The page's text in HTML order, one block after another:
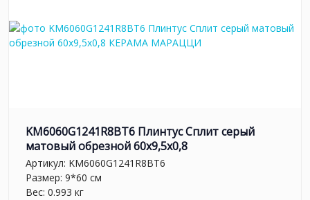
KM6060G1241R8BT6 Плинтус Сплит серый
матовый обрезной 60x9,5x0,8
Артикул: KM6060G1241R8BT6
Размер: 9*60 см
Вес: 0.993 кг